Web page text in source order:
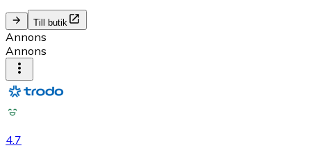
Till butik
Annons
Annons
4.7